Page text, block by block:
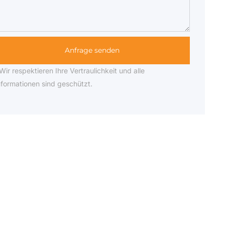
Anfrage senden
respektieren Ihre Vertraulichkeit und alle
sind geschützt.